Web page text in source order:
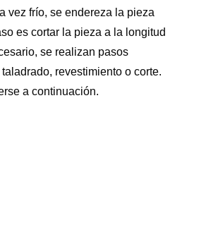
vez frío, se endereza la pieza
es cortar la pieza a la longitud
se realizan pasos
revestimiento o corte.
a continuación.